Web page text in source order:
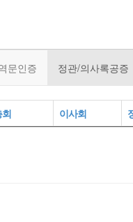
문인증 정관/의사록공증
이사회